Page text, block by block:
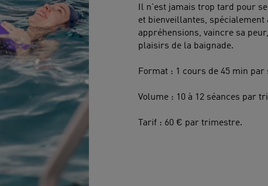
Il n'est jamais trop tard pour
et bienveillantes, spécialement
appréhensions, vaincre sa
plaisirs de la baignade.
Format : 1 cours de 45 min par
Volume : 10 à 12 séances par
Tarif : 60 € par trimestre.